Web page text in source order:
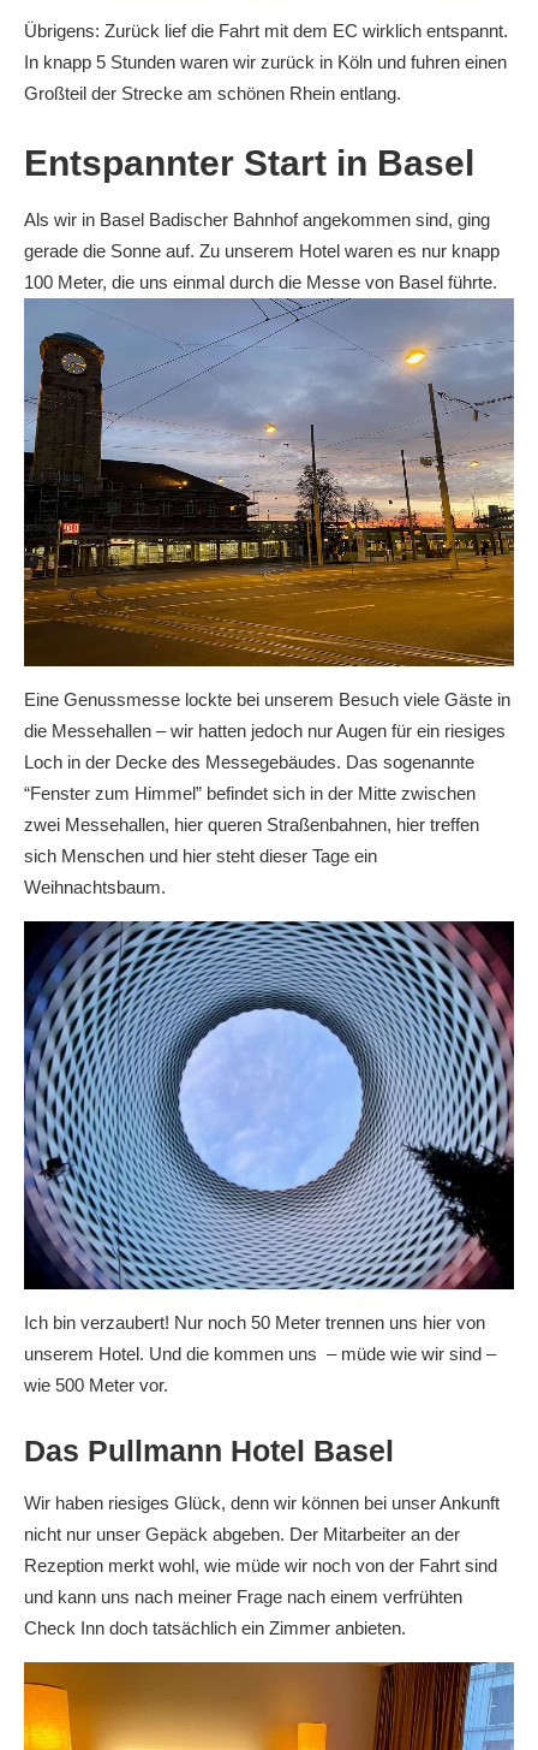
Übrigens: Zurück lief die Fahrt mit dem EC wirklich entspannt.
In knapp 5 Stunden waren wir zurück in Köln und fuhren einen
Großteil der Strecke am schönen Rhein entlang.
Entspannter Start in Basel
Als wir in Basel Badischer Bahnhof angekommen sind, ging
gerade die Sonne auf. Zu unserem Hotel waren es nur knapp
100 Meter, die uns einmal durch die Messe von Basel führte.
Eine Genussmesse lockte bei unserem Besuch viele Gäste in
die Messehallen – wir hatten jedoch nur Augen für ein riesiges
Loch in der Decke des Messegebäudes. Das sogenannte
“Fenster zum Himmel” befindet sich in der Mitte zwischen
zwei Messehallen, hier queren Straßenbahnen, hier treffen
sich Menschen und hier steht dieser Tage ein
Weihnachtsbaum.
Ich bin verzaubert! Nur noch 50 Meter trennen uns hier von
unserem Hotel. Und die kommen uns – müde wie wir sind –
wie 500 Meter vor.
Das Pullmann Hotel Basel
Wir haben riesiges Glück, denn wir können bei unser Ankunft
nicht nur unser Gepäck abgeben. Der Mitarbeiter an der
Rezeption merkt wohl, wie müde wir noch von der Fahrt sind
und kann uns nach meiner Frage nach einem verfrühten
Check Inn doch tatsächlich ein Zimmer anbieten.